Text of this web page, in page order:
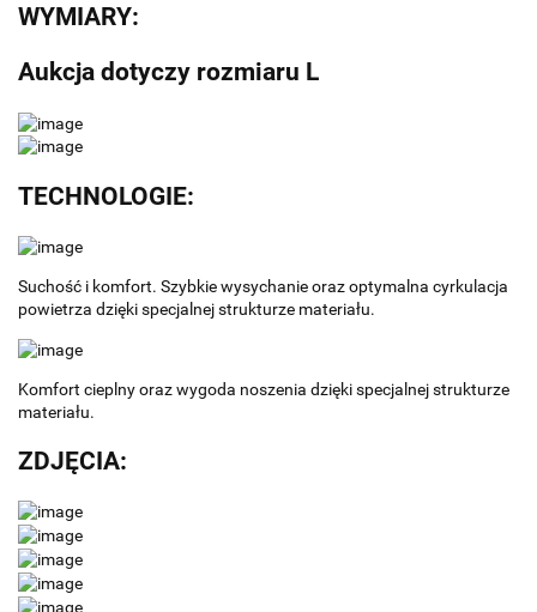
WYMIARY:
Aukcja dotyczy rozmiaru L
TECHNOLOGIE:
Suchość i komfort. Szybkie wysychanie oraz optymalna cyrkulacja
powietrza dzięki specjalnej strukturze materiału.
Komfort cieplny oraz wygoda noszenia dzięki specjalnej strukturze
materiału.
ZDJĘCIA: